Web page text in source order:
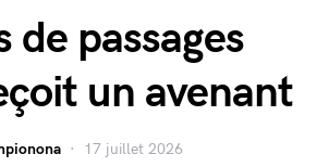
de passages
un avenant
17 juillet 2026